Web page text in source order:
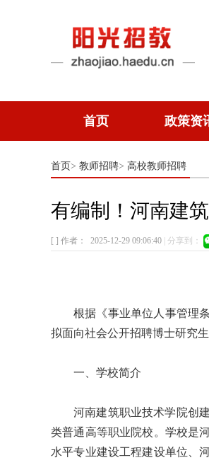
首页 政策资
首页> 教师招聘> 高校教师招聘
有编制！河南建
[ ] 作者： 2025-12-29 09:06:40 分享到：
根据《事业单位人事管理
拟面向社会公开招聘博士研究
一、学校简介
河南建筑职业技术学院创
类普通高等职业院校。学校是
水平专业建设工程建设单位、